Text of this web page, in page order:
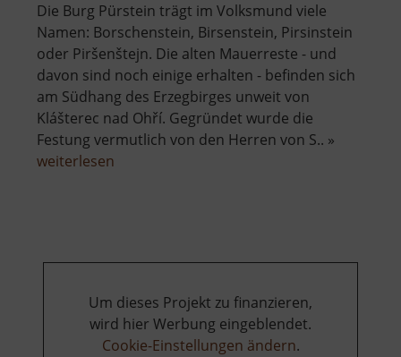
Die Burg Pürstein trägt im Volksmund viele
Namen: Borschenstein, Birsenstein, Pirsinstein
oder Piršenštejn. Die alten Mauerreste - und
davon sind noch einige erhalten - befinden sich
am Südhang des Erzegbirges unweit von
Klášterec nad Ohří. Gegründet wurde die
Festung vermutlich von den Herren von S.. »
weiterlesen
Um dieses Projekt zu finanzieren,
wird hier Werbung eingeblendet.
Cookie-Einstellungen ändern.